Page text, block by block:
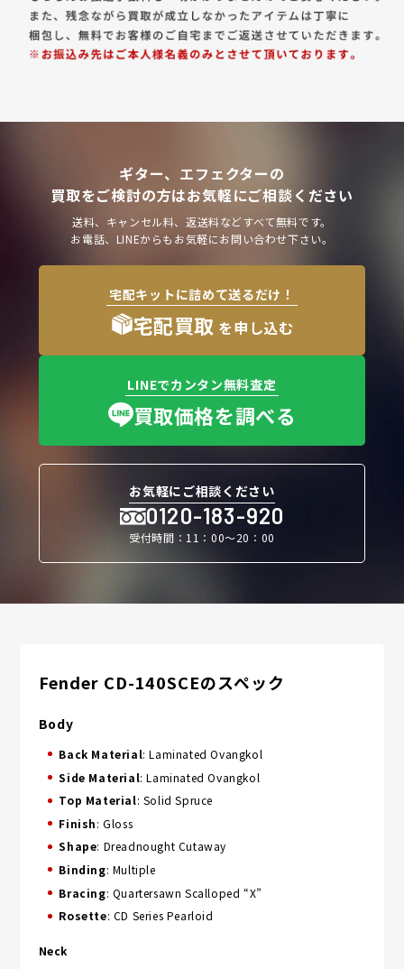
ギター、エフェクターの
買取をご検討の方はお気軽にご相談ください
送料、キャンセル料、返送料などすべて無料です。
お電話、LINEからもお気軽にお問い合わせ下さい。
宅配キットに詰めて送るだけ！
宅配買取 を申し込む
LINEでカンタン無料査定
買取価格を調べる
お気軽にご相談ください
0120-183-920
受付時間：11：00〜20：00
Fender CD-140SCEのスペック
Body
Back Material: Laminated Ovangkol
Side Material: Laminated Ovangkol
Top Material: Solid Spruce
Finish: Gloss
Shape: Dreadnought Cutaway
Binding: Multiple
Bracing: Quartersawn Scalloped “X”
Rosette: CD Series Pearloid
Neck